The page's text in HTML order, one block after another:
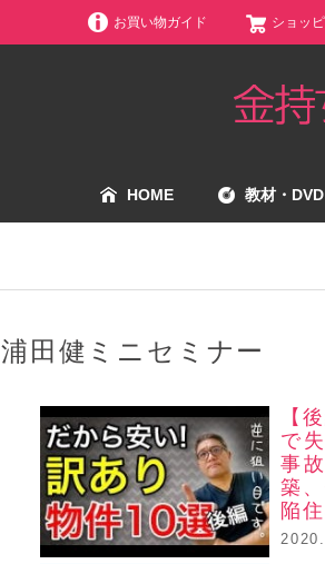
お買い物ガイド ショッ
HOME 教材・DVD
浦田健ミニセミナー
【
で
事
築
陥